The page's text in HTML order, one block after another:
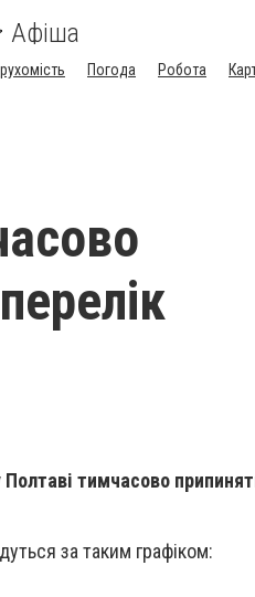
Афіша
Погода Робота
тимчасово
за таким графіком: